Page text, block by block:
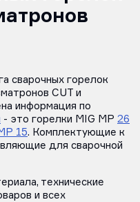
сварочных горелок
CUT и
информация по
- это горелки MIG MP 26
15. Комплектующие к
для сварочной
технические
и всех